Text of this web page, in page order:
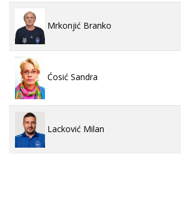
Mrkonjić Branko
Ćosić Sandra
Lacković Milan